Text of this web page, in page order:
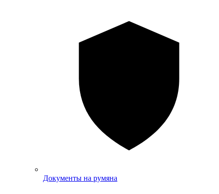
Документы на румяна